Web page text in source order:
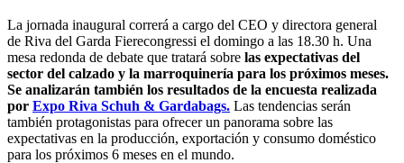
La jornada inaugural correrá a cargo del CEO y directora general
de Riva del Garda Fierecongressi el domingo a las 18.30 h. Una
mesa redonda de debate que tratará sobre las expectativas del
sector del calzado y la marroquinería para los próximos meses.
Se analizarán también los resultados de la encuesta realizada
por Expo Riva Schuh & Gardabags. Las tendencias serán
también protagonistas para ofrecer un panorama sobre las
expectativas en la producción, exportación y consumo doméstico
para los próximos 6 meses en el mundo.